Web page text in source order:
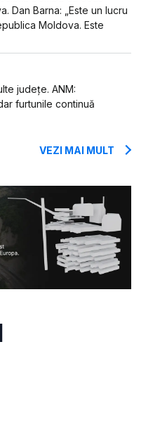
Dan Barna: „Este un lucru
Moldova. Este
județe. ANM:
furtunile continuă
VEZI MAI MULT